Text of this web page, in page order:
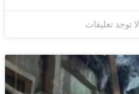
لا توجد تعليقات